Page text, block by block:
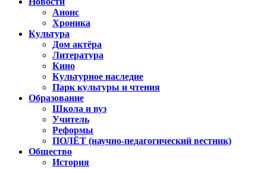
Анонс
Хроника
Культура
Дом актёра
Литература
Кино
Культурное наследие
Парк культуры и чтения
Образование
Школа и вуз
Учитель
Реформы
ПОЛЁТ (научно-педагогический вестник)
Общество
История